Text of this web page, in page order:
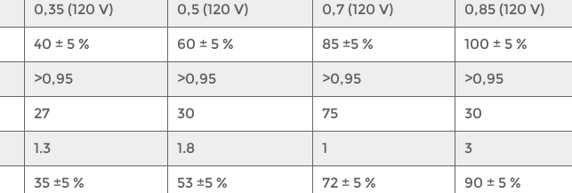
0,35 (120 V) 0,5 (120 V) 0,7 (120 V) 0,85 (120 V)
40 ± 5 % 60 ± 5 % 85 ±5 % 100 ± 5 %
>0,95 >0,95 >0,95 >0,95
27 30 75 30
1.3 1.8 1 3
35 ±5 % 53 ±5 % 72 ± 5 % 90 ± 5 %